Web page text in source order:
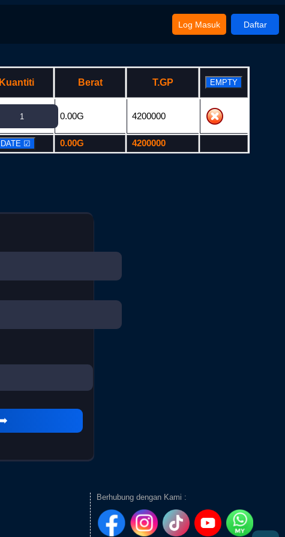
Log Masuk Daftar
Kuantiti Berat T.GP
0.00G 4200000
0.00G 4200000
Berhubung dengan Kami :